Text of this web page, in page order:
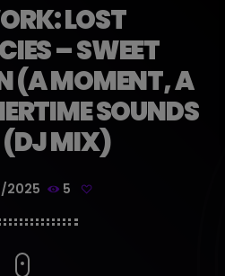
LOST
– SWEET
(A MOMENT, A
SOUNDS
MIX)
2025 5